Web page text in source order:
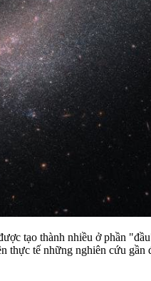
tạo thành nhiều ở phần
tế những nghiên cứu